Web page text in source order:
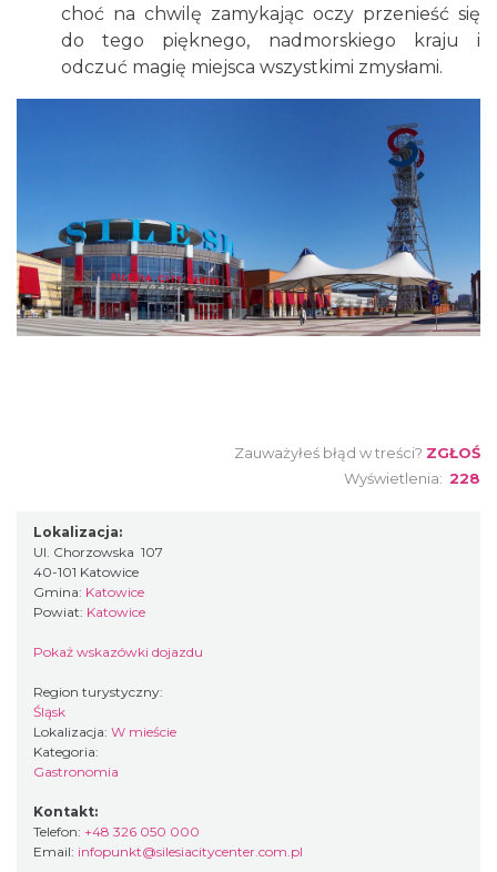
choć na chwilę zamykając oczy przenieść się
do tego pięknego, nadmorskiego kraju i
odczuć magię miejsca wszystkimi zmysłami.
Zauważyłeś błąd w treści? ZGŁOŚ
Wyświetlenia: 228
Lokalizacja:
Ul. Chorzowska 107
40-101 Katowice
Gmina: Katowice
Powiat: Katowice
Pokaż wskazówki dojazdu
Region turystyczny:
Śląsk
Lokalizacja: W mieście
Kategoria:
Gastronomia
Kontakt:
Telefon: +48 326 050 000
Email: infopunkt@silesiacitycenter.com.pl